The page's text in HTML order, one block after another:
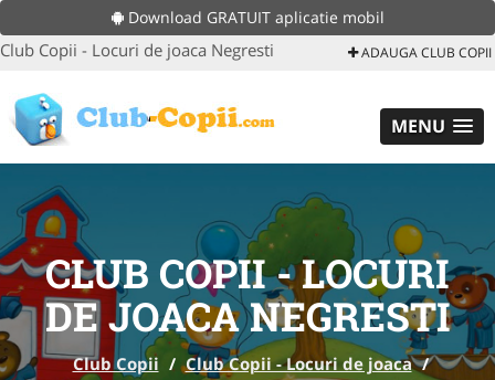
Download GRATUIT aplicatie mobil
Club Copii - Locuri de joaca Negresti ADAUGA CLUB COPII
MENU
CLUB COPII - LOCURI
DE JOACA NEGRESTI
Club Copii / Club Copii - Locuri de joaca /